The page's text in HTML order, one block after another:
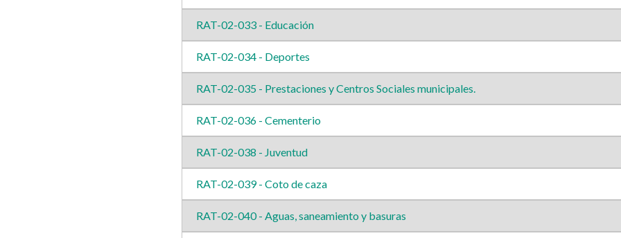
RAT-02-033 - Educación
RAT-02-034 - Deportes
RAT-02-035 - Prestaciones y Centros Sociales municipales.
RAT-02-036 - Cementerio
RAT-02-038 - Juventud
RAT-02-039 - Coto de caza
RAT-02-040 - Aguas, saneamiento y basuras